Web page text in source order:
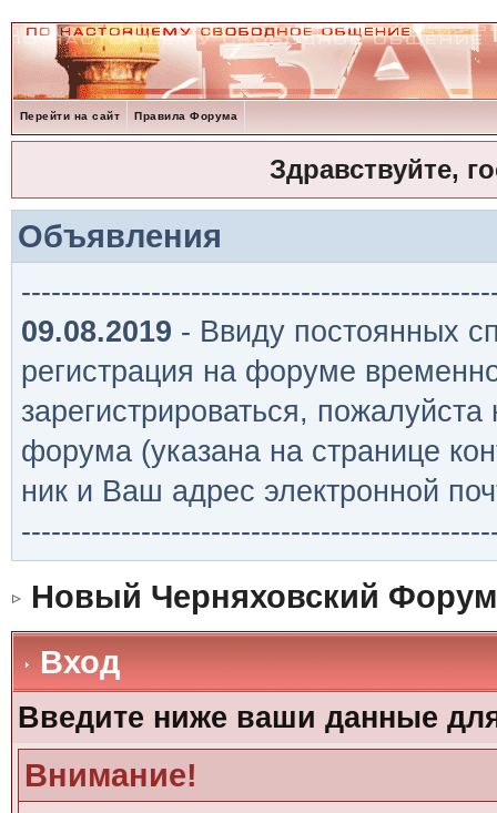
Перейти на сайт Правила Форума
Здравствуйте,
Объявления
09.08.2019 - Ввиду постоянных
регистрация на форуме
зарегистрироваться,
форума (указана на странице
ник и Ваш адрес электронной
Новый Черняховский Форум
Вход
Введите ниже ваши данные
Внимание!